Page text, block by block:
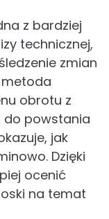
z bardziej
technicznej,
zmian
obrotu z
do powstania
jak
Dzięki
ocenić
na temat